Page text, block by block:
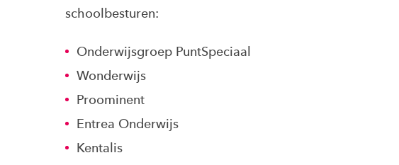
schoolbesturen:
Onderwijsgroep PuntSpeciaal
Wonderwijs
Proominent
Entrea Onderwijs
Kentalis